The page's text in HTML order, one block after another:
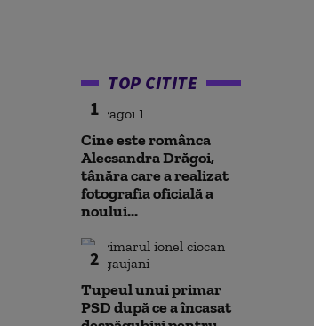
TOP CITITE
1
Cine este românca
Alecsandra Drăgoi,
tânăra care a realizat
fotografia oficială a
noului...
2
Tupeul unui primar
PSD după ce a încasat